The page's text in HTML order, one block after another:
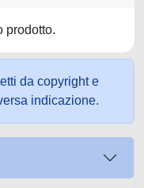
prodotto.
da copyright e
indicazione.